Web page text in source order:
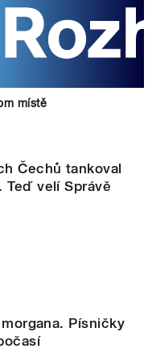
místě
Čechů tankoval
velí Správě
Písničky